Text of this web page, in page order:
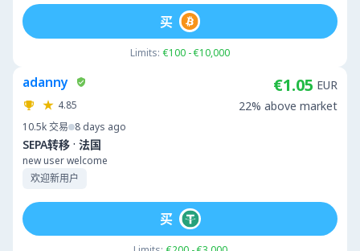
Limits: €100 - €10,000
买
adanny
4.85
10.5k交易 8 days ago
SEPA转移 · 法国
new user welcome
欢迎新用户
€1.05 EUR
22% above market
买